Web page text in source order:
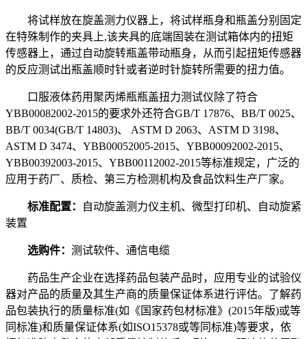
将试样放在旋盖测力仪器上，将试样瓶身和瓶盖分别固定
在特殊制作的夹具上,该夹具的底端固装在测试箱体内的扭矩
传感器上，通过自动旋转瓶盖带动瓶身，从而引起扭矩传感器
的反应测试出瓶盖顺时针或者逆时针旋转所需要的扭力值。
口服液体药用聚丙烯瓶瓶盖扭力测试仪除了符合
YBB00082002-2015的要求外还符合GB/T 17876、BB/T 0025、
BB/T 0034(GB/T 14803)、 ASTM D 2063、ASTM D 3198、
ASTM D 3474、YBB00052005-2015、YBB00092002-2015、
YBB00392003-2015、YBB00112002-2015等标准规定，广泛的
应用于药厂、质检、第三方检测机构及食品饮料生产厂家。
标准配置：
自动旋盖测力仪主机、微型打印机、自动旋紧
装置
选购件： 测试软件、通信电缆
药品生产企业在选择药品包装产品时，应用专业的试验仪
器对产品的质量及其生产商的质量保证体系进行评估。了解药
品包装执行的质量标准(如《国家药包材标准》(2015年版)或等
同标准)和质量保证体系(如ISO15378或等同标准)等要求，依